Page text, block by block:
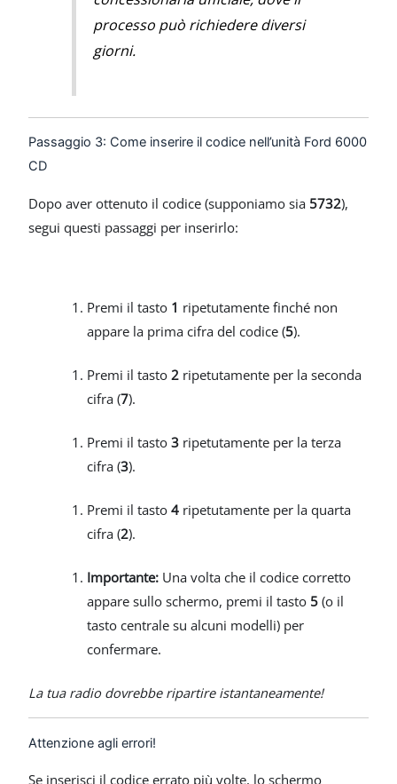
processo può richiedere diversi
giorni.
Passaggio 3: Come inserire il codice nell’unità Ford 6000
CD
Dopo aver ottenuto il codice (supponiamo sia 5732),
segui questi passaggi per inserirlo:
Premi il tasto 1 ripetutamente finché non
appare la prima cifra del codice (5).
Premi il tasto2 ripetutamente per la seconda
cifra (7).
Premi il tasto3 ripetutamente per la terza
cifra (3).
Premi il tasto4 ripetutamente per la quarta
cifra (2).
Importante: Una volta che il codice corretto
appare sullo schermo, premi il tasto 5 (o il
tasto centrale su alcuni modelli) per
confermare.
La tua radio dovrebbe ripartire istantaneamente!
Attenzione agli errori!
Se inserisci il codice errato più volte, lo schermo